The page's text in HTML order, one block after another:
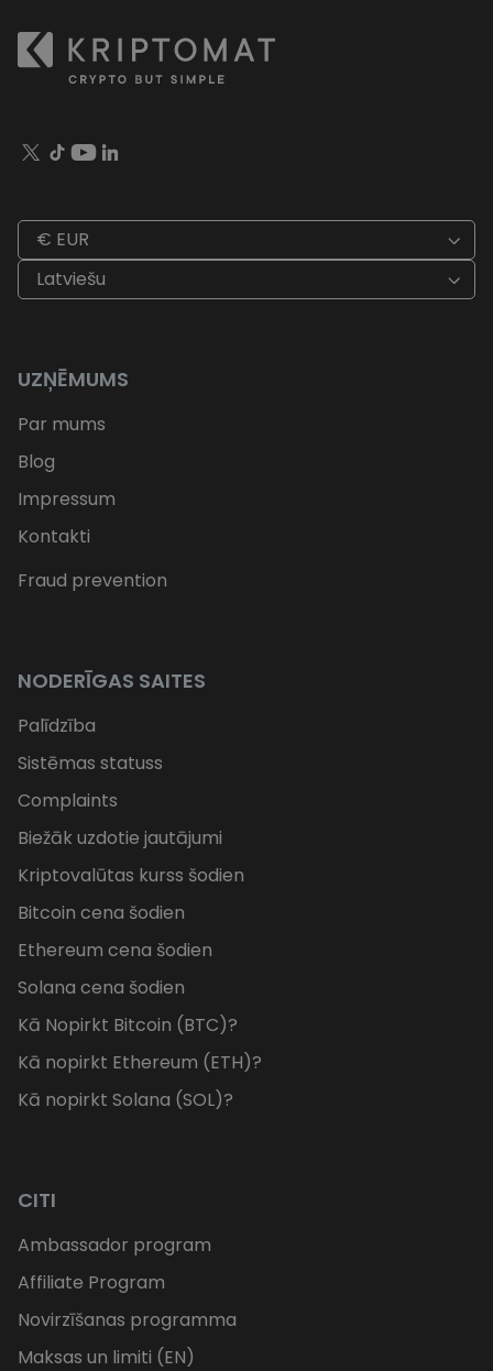
€ EUR
Latviešu
UZŅĒMUMS
Par mums
Blog
Impressum
Kontakti
Fraud prevention
NODERĪGAS SAITES
Palīdzība
Sistēmas statuss
Complaints
Biežāk uzdotie jautājumi
Kriptovalūtas kurss šodien
Bitcoin cena šodien
Ethereum cena šodien
Solana cena šodien
Kā Nopirkt Bitcoin (BTC)?
Kā nopirkt Ethereum (ETH)?
Kā nopirkt Solana (SOL)?
CITI
Ambassador program
Affiliate Program
Novirzīšanas programma
Maksas un limiti (EN)